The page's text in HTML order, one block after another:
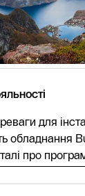
для
обладнання
про